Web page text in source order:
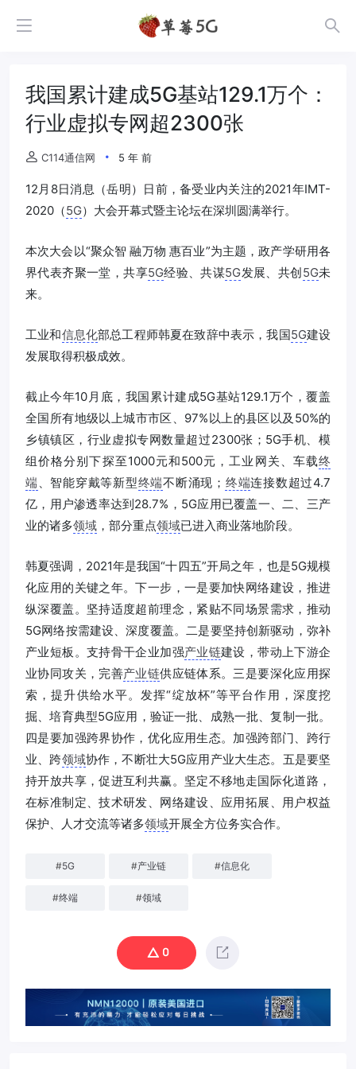
我国累计建成5G基站129.1万个：
行业虚拟专网超2300张
C114通信网 5 年 前
12月8日消息（岳明）日前，备受业内关注的2021年IMT-
2020（5G）大会开幕式暨主论坛在深圳圆满举行。
本次大会以“聚众智 融万物 惠百业”为主题，政产学研用各
界代表齐聚一堂，共享5G经验、共谋5G发展、共创5G未
来。
工业和信息化部总工程师韩夏在致辞中表示，我国5G建设
发展取得积极成效。
截止今年10月底，我国累计建成5G基站129.1万个，覆盖
全国所有地级以上城市市区、97%以上的县区以及50%的
乡镇镇区，行业虚拟专网数量超过2300张；5G手机、模
组价格分别下探至1000元和500元，工业网关、车载终
端 、智能穿戴等新型终端不断涌现； 终端连接数超过4.7
亿，用户渗透率达到28.7%，5G应用已覆盖一、二、三产
业的诸多领域 ，部分重点领域已进入商业落地阶段。
韩夏强调，2021年是我国“十四五”开局之年，也是5G规模
化应用的关键之年。下一步，一是要加快网络建设，推进
纵深覆盖。坚持适度超前理念，紧贴不同场景需求，推动
5G网络按需建设、深度覆盖。二是要坚持创新驱动，弥补
产业短板。支持骨干企业加强产业链建设，带动上下游企
业协同攻关，完善产业链供应链体系。三是要深化应用探
索，提升供给水平。发挥“绽放杯”等平台作用，深度挖
掘、培育典型5G应用，验证一批、成熟一批、复制一批。
四是要加强跨界协作，优化应用生态。加强跨部门、跨行
业、跨领域协作，不断壮大5G应用产业大生态。五是要坚
持开放共享，促进互利共赢。坚定不移地走国际化道路，
在标准制定、技术研发、网络建设、应用拓展、用户权益
保护、人才交流等诸多领域开展全方位务实合作。
#5G #产业链 #信息化
#终端 #领域
0